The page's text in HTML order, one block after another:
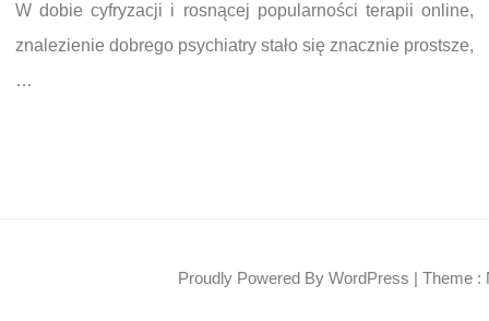
W dobie cyfryzacji i rosnącej popularności terapii online,
znalezienie dobrego psychiatry stało się znacznie prostsze,
…
Proudly Powered By WordPress | Theme :